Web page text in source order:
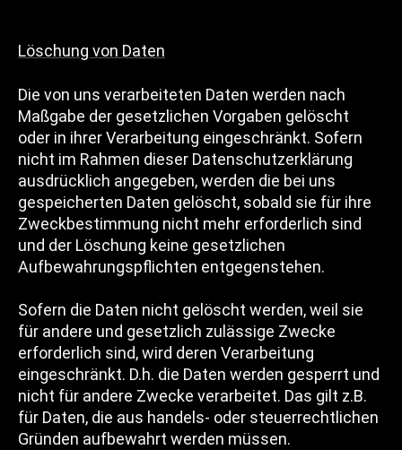
Löschung von Daten
Die von uns verarbeiteten Daten werden nach
Maßgabe der gesetzlichen Vorgaben gelöscht
oder in ihrer Verarbeitung eingeschränkt. Sofern
nicht im Rahmen dieser Datenschutzerklärung
ausdrücklich angegeben, werden die bei uns
gespeicherten Daten gelöscht, sobald sie für ihre
Zweckbestimmung nicht mehr erforderlich sind
und der Löschung keine gesetzlichen
Aufbewahrungspflichten entgegenstehen.
Sofern die Daten nicht gelöscht werden, weil sie
für andere und gesetzlich zulässige Zwecke
erforderlich sind, wird deren Verarbeitung
eingeschränkt. D.h. die Daten werden gesperrt und
nicht für andere Zwecke verarbeitet. Das gilt z.B.
für Daten, die aus handels- oder steuerrechtlichen
Gründen aufbewahrt werden müssen.